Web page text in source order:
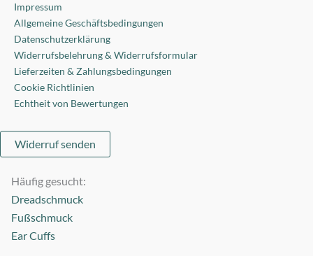
Impressum
Allgemeine Geschäftsbedingungen
Datenschutzerklärung
Widerrufsbelehrung & Widerrufsformular
Lieferzeiten & Zahlungsbedingungen
Cookie Richtlinien
Echtheit von Bewertungen
Widerruf senden
Häufig gesucht:
Dreadschmuck
Fußschmuck
Ear Cuffs